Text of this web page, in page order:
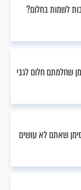
לשמות בחלום?
שחלמתם חלום לגבי
שאתם לא עושים